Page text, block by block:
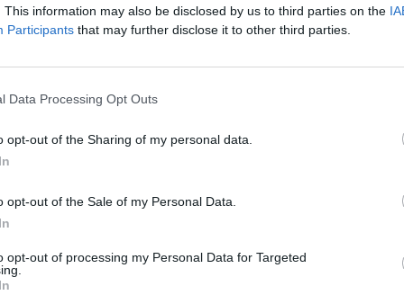
This information may also be disclosed by us to third parties on the
Participants that may further disclose it to other third parties.
Data Processing Opt Outs
opt-out of the Sharing of my personal data.
opt-out of the Sale of my Personal Data.
opt-out of processing my Personal Data for Targeted
μας στο YouTube